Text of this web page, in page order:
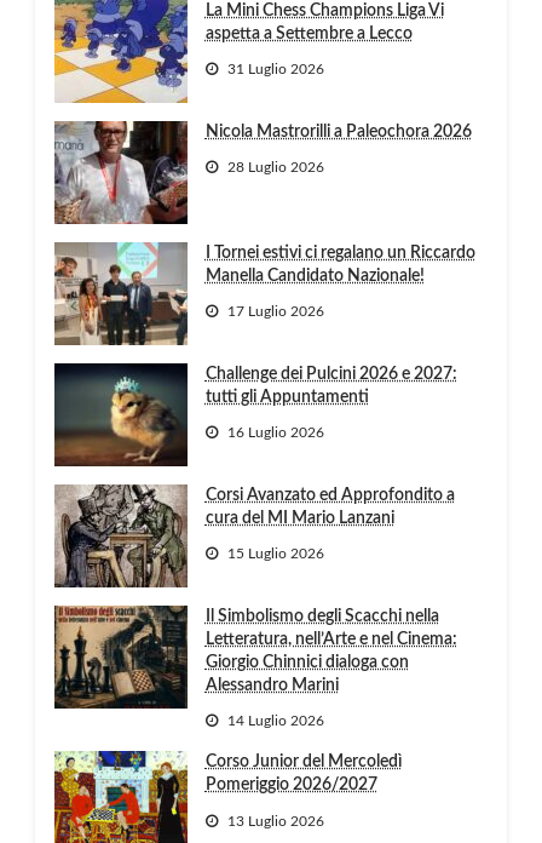
La Mini Chess Champions Liga Vi
aspetta a Settembre a Lecco
31 Luglio 2026
Nicola Mastrorilli a Paleochora 2026
28 Luglio 2026
I Tornei estivi ci regalano un Riccardo
Manella Candidato Nazionale!
17 Luglio 2026
Challenge dei Pulcini 2026 e 2027:
tutti gli Appuntamenti
16 Luglio 2026
Corsi Avanzato ed Approfondito a
cura del MI Mario Lanzani
15 Luglio 2026
Il Simbolismo degli Scacchi nella
Letteratura, nell’Arte e nel Cinema:
Giorgio Chinnici dialoga con
Alessandro Marini
14 Luglio 2026
Corso Junior del Mercoledì
Pomeriggio 2026/2027
13 Luglio 2026